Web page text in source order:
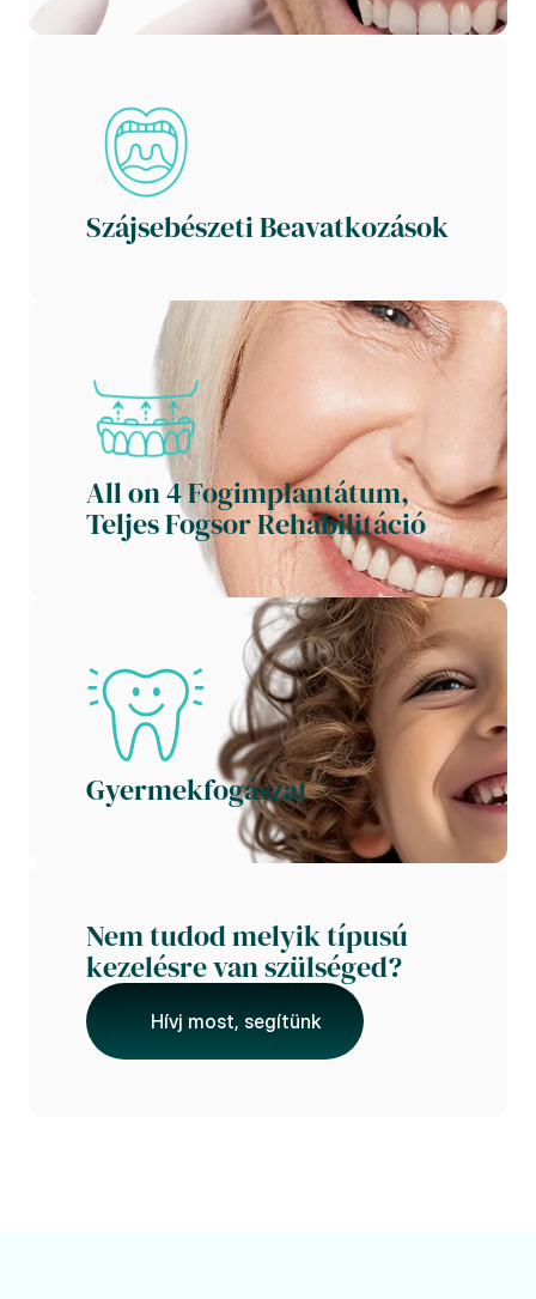
Szájsebészeti Beavatkozások
All on 4 Fogimplantátum,
Teljes Fogsor Rehabilitáció
Gyermekfogászat
Nem tudod melyik típusú
kezelésre van szülséged?
Hívj most, segítünk